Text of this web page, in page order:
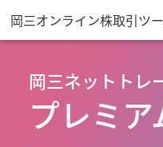
岡三オンライン株取引ツ
岡三ネットトレ
プレミア